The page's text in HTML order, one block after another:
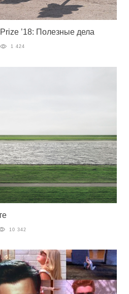
’18: Полезные дела
1 424
10 342